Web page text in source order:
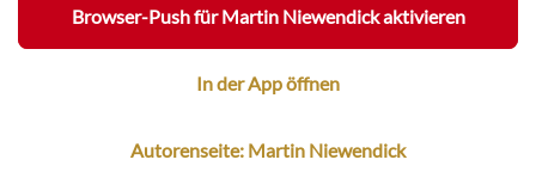
Browser-Push für Martin Niewendick aktivieren
In der App öffnen
Autorenseite: Martin Niewendick